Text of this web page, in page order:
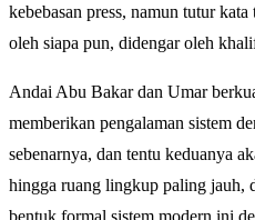
kebebasan press, namun tutur
oleh siapa pun, didengar oleh
Andai Abu Bakar dan Umar
memberikan pengalaman sistem
sebenarnya, dan tentu keduanya
hingga ruang lingkup paling jauh,
bentuk formal sistem modern ini